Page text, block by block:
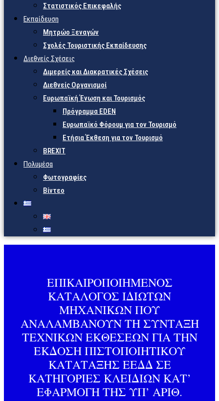
Στατιστικός Επικεφαλής
Εκπαίδευση
Μητρώο Ξεναγών
Σχολές Τουριστικής Εκπαίδευσης
Διεθνείς Σχέσεις
Διμερείς και Διακρατικές Σχέσεις
Διεθνείς Οργανισμοί
Ευρωπαϊκή Ένωση και Τουρισμός
Πρόγραμμα EDEN
Ευρωπαϊκό Φόρουμ για τον Τουρισμό
Ετήσια Έκθεση για τον Τουρισμό
BREXIT
Πολυμέσα
Φωτογραφίες
Βίντεο
ΕΠΙΚΑΙΡΟΠΟΙΗΜΕΝΟΣ
ΚΑΤΑΛΟΓΟΣ ΙΔΙΩΤΩΝ
ΜΗΧΑΝΙΚΩΝ ΠΟΥ
ΑΝΑΛΑΜΒΑΝΟΥΝ ΤΗ ΣΥΝΤΑΞΗ
ΤΕΧΝΙΚΩΝ ΕΚΘΕΣΕΩΝ ΓΙΑ ΤΗΝ
ΕΚΔΟΣΗ ΠΙΣΤΟΠΟΙΗΤΙΚΟΥ
ΚΑΤΑΤΑΞΗΣ ΕΕΔΔ ΣΕ
ΚΑΤΗΓΟΡΙΕΣ ΚΛΕΙΔΙΩΝ ΚΑΤ’
ΕΦΑΡΜΟΓΗ ΤΗΣ ΥΠ’ ΑΡΙΘ.